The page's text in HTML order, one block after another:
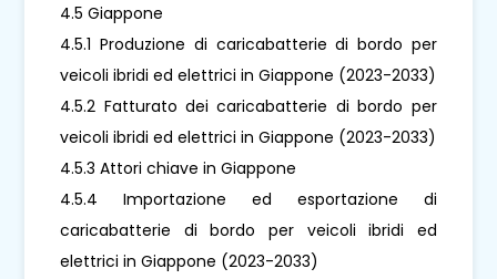
4.5 Giappone
4.5.1 Produzione di caricabatterie di bordo per
veicoli ibridi ed elettrici in Giappone (2023-2033)
4.5.2 Fatturato dei caricabatterie di bordo per
veicoli ibridi ed elettrici in Giappone (2023-2033)
4.5.3 Attori chiave in Giappone
4.5.4 Importazione ed esportazione di
caricabatterie di bordo per veicoli ibridi ed
elettrici in Giappone (2023-2033)